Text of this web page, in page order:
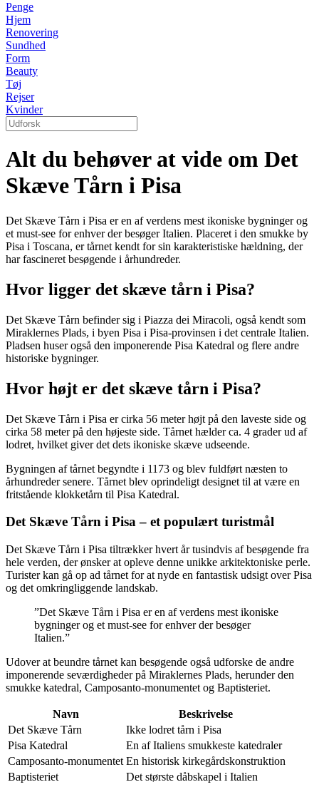
Penge
Hjem
Renovering
Sundhed
Form
Beauty
Tøj
Rejser
Kvinder
Alt du behøver at vide om Det
Skæve Tårn i Pisa
Det Skæve Tårn i Pisa er en af verdens mest ikoniske bygninger og
et must-see for enhver der besøger Italien. Placeret i den smukke by
Pisa i Toscana, er tårnet kendt for sin karakteristiske hældning, der
har fascineret besøgende i århundreder.
Hvor ligger det skæve tårn i Pisa?
Det Skæve Tårn befinder sig i Piazza dei Miracoli, også kendt som
Miraklernes Plads, i byen Pisa i Pisa-provinsen i det centrale Italien.
Pladsen huser også den imponerende Pisa Katedral og flere andre
historiske bygninger.
Hvor højt er det skæve tårn i Pisa?
Det Skæve Tårn i Pisa er cirka 56 meter højt på den laveste side og
cirka 58 meter på den højeste side. Tårnet hælder ca. 4 grader ud af
lodret, hvilket giver det dets ikoniske skæve udseende.
Bygningen af tårnet begyndte i 1173 og blev fuldført næsten to
århundreder senere. Tårnet blev oprindeligt designet til at være en
fritstående klokketårn til Pisa Katedral.
Det Skæve Tårn i Pisa – et populært turistmål
Det Skæve Tårn i Pisa tiltrækker hvert år tusindvis af besøgende fra
hele verden, der ønsker at opleve denne unikke arkitektoniske perle.
Turister kan gå op ad tårnet for at nyde en fantastisk udsigt over Pisa
og det omkringliggende landskab.
”Det Skæve Tårn i Pisa er en af verdens mest ikoniske
bygninger og et must-see for enhver der besøger
Italien.”
Udover at beundre tårnet kan besøgende også udforske de andre
imponerende seværdigheder på Miraklernes Plads, herunder den
smukke katedral, Camposanto-monumentet og Baptisteriet.
Navn
Beskrivelse
Det Skæve Tårn
Ikke lodret tårn i Pisa
Pisa Katedral
En af Italiens smukkeste katedraler
Camposanto-monumentet En historisk kirkegårdskonstruktion
Baptisteriet
Det største dåbskapel i Italien